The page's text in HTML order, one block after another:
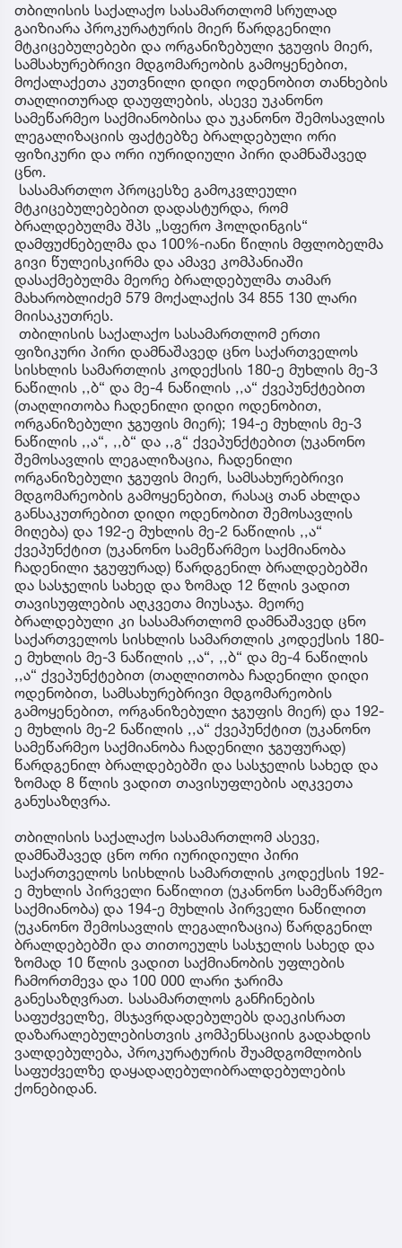
თბილისის საქალაქო სასამართლომ სრულად
გაიზიარა პროკურატურის მიერ წარდგენილი
მტკიცებულებები და ორგანიზებული ჯგუფის მიერ,
სამსახურებრივი მდგომარეობის გამოყენებით,
მოქალაქეთა კუთვნილი დიდი ოდენობით თანხების
თაღლითურად დაუფლების, ასევე უკანონო
სამეწარმეო საქმიანობისა და უკანონო შემოსავლის
ლეგალიზაციის ფაქტებზე ბრალდებული ორი
ფიზიკური და ორი იურიდიული პირი დამნაშავედ
ცნო.
სასამართლო პროცესზე გამოკვლეული
მტკიცებულებებით დადასტურდა, რომ
ბრალდებულმა შპს „სფერო ჰოლდინგის“
დამფუძნებელმა და 100%-იანი წილის მფლობელმა
გივი წულეისკირმა და ამავე კომპანიაში
დასაქმებულმა მეორე ბრალდებულმა თამარ
მახარობლიძემ 579 მოქალაქის 34 855 130 ლარი
მიისაკუთრეს.
თბილისის საქალაქო სასამართლომ ერთი
ფიზიკური პირი დამნაშავედ ცნო საქართველოს
სისხლის სამართლის კოდექსის 180-ე მუხლის მე-3
ნაწილის ,,ბ“ და მე-4 ნაწილის ,,ა“ ქვეპუნქტებით
(თაღლითობა ჩადენილი დიდი ოდენობით,
ორგანიზებული ჯგუფის მიერ); 194-ე მუხლის მე-3
ნაწილის ,,ა“, ,,ბ“ და ,,გ“ ქვეპუნქტებით (უკანონო
შემოსავლის ლეგალიზაცია, ჩადენილი
ორგანიზებული ჯგუფის მიერ, სამსახურებრივი
მდგომარეობის გამოყენებით, რასაც თან ახლდა
განსაკუთრებით დიდი ოდენობით შემოსავლის
მიღება) და 192-ე მუხლის მე-2 ნაწილის ,,ა“
ქვეპუნქტით (უკანონო სამეწარმეო საქმიანობა
ჩადენილი ჯგუფურად) წარდგენილ ბრალდებებში
და სასჯელის სახედ და ზომად 12 წლის ვადით
თავისუფლების აღკვეთა მიუსაჯა. მეორე
ბრალდებული კი სასამართლომ დამნაშავედ ცნო
საქართველოს სისხლის სამართლის კოდექსის 180-
ე მუხლის მე-3 ნაწილის ,,ა“, ,,ბ“ და მე-4 ნაწილის
,,ა“ ქვეპუნქტებით (თაღლითობა ჩადენილი დიდი
ოდენობით, სამსახურებრივი მდგომარეობის
გამოყენებით, ორგანიზებული ჯგუფის მიერ) და 192-
ე მუხლის მე-2 ნაწილის ,,ა“ ქვეპუნქტით (უკანონო
სამეწარმეო საქმიანობა ჩადენილი ჯგუფურად)
წარდგენილ ბრალდებებში და სასჯელის სახედ და
ზომად 8 წლის ვადით თავისუფლების აღკვეთა
განუსაზღვრა.
თბილისის საქალაქო სასამართლომ ასევე,
დამნაშავედ ცნო ორი იურიდიული პირი
საქართველოს სისხლის სამართლის კოდექსის 192-
ე მუხლის პირველი ნაწილით (უკანონო სამეწარმეო
საქმიანობა) და 194-ე მუხლის პირველი ნაწილით
(უკანონო შემოსავლის ლეგალიზაცია) წარდგენილ
ბრალდებებში და თითოეულს სასჯელის სახედ და
ზომად 10 წლის ვადით საქმიანობის უფლების
ჩამორთმევა და 100 000 ლარი ჯარიმა
განესაზღვრათ. სასამართლოს განჩინების
საფუძველზე, მსჯავრდადებულებს დაეკისრათ
დაზარალებულებისთვის კომპენსაციის გადახდის
ვალდებულება, პროკურატურის შუამდგომლობის
საფუძველზე დაყადაღებულიბრალდებულების
ქონებიდან.